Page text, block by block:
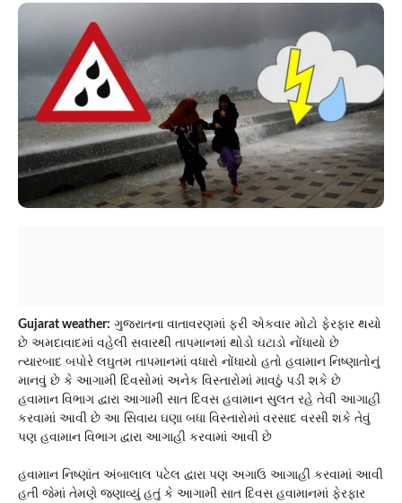
Gujarat weather: ગુજરાતના વાતાવરણમાં ફરી એકવાર મોટો ફેરફાર થયો
છે અમદાવાદમાં વહેલી સવારથી તાપમાનમાં થોડો ઘટાડો નોંધાયો છે
ત્યારબાદ બપોરે લઘુતમ તાપમાનમાં વધારો નોંધાયો હતો હવામાન નિષ્ણાતોનું
માનવું છે કે આગામી દિવસોમાં અનેક વિસ્તારોમાં માવઠું પડી શકે છે
હવામાન વિભાગ દ્વારા આગામી સાત દિવસ હવામાન સુલત રહે તેવી આગાહી
કરવામાં આવી છે આ સિવાય ઘણા બધા વિસ્તારોમાં વરસાદ વરસી શકે તેવું
પણ હવામાન વિભાગ દ્વારા આગાહી કરવામાં આવી છે
હવામાન નિષ્ણાંત અંબાલાલ પટેલ દ્વારા પણ અગાઉ આગાહી કરવામાં આવી
હતી જેમાં તેમણે જણાવ્યું હતું કે આગામી સાત દિવસ હવામાનમાં ફેરફાર